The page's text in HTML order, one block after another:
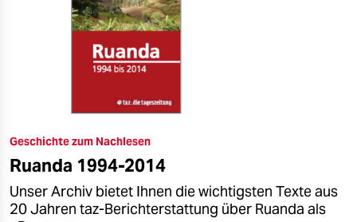
Geschichte zum Nachlesen
Ruanda 1994-2014
Unser Archiv bietet Ihnen die wichtigsten Texte aus
20 Jahren taz-Berichterstattung über Ruanda als